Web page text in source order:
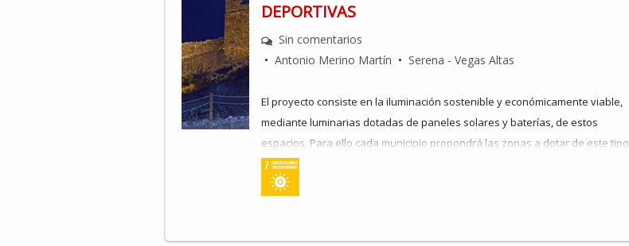
DEPORTIVAS
Sin comentarios
• Antonio Merino Martín • Serena - Vegas Altas
El proyecto consiste en la iluminación sostenible y económicamente viable,
mediante luminarias dotadas de paneles solares y baterías, de estos
espacios. Para ello cada municipio propondrá las zonas a dotar de este tipo
de iluminación en un proyecto integrador y global para toda la delegación
territorial. Una forma de poner en valor estas zonas, sobre todo en horario